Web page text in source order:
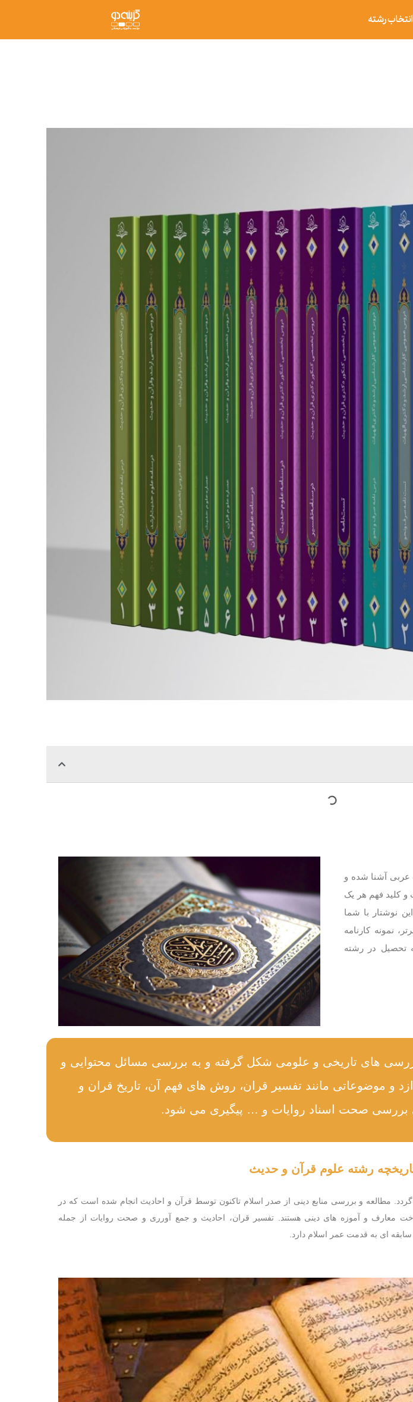
انتخاب رشته
عربی آشنا شده و
و کلید فهم هر یک
نوشتار با شما
نمونه کارنامه
تحصیل در رشته
های تاریخی و علومی شکل گرفته و به بررسی مسائل محتوایی و
و موضوعاتی مانند تفسیر قران، روش های فهم آن، تاریخ قران و
بررسی صحت اسناد روایات و … پیگیری می شود.
رشته علوم قرآن و حدیث
مطالعه و بررسی منابع دینی از صدر اسلام تاکنون توسط قرآن و احادیث انجام شده است که در
معارف و آموزه های دینی هستند. تفسیر قران، احادیث و جمع آورری و صحت روایات از جمله
ای به قدمت عمر اسلام دارد.